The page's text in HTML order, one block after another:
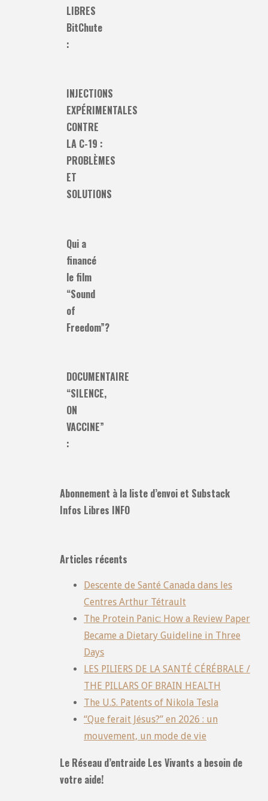
LIBRES
BitChute
:
INJECTIONS
EXPÉRIMENTALES
CONTRE
LA C-19 :
PROBLÈMES
ET
SOLUTIONS
Qui a
financé
le film
“Sound
of
Freedom”?
DOCUMENTAIRE
“SILENCE,
ON
VACCINE”
:
Abonnement à la liste d’envoi et Substack
Infos Libres INFO
Articles récents
Descente de Santé Canada dans les
Centres Arthur Tétrault
The Protein Panic: How a Review Paper
Became a Dietary Guideline in Three
Days
LES PILIERS DE LA SANTÉ CÉRÉBRALE /
THE PILLARS OF BRAIN HEALTH
The U.S. Patents of Nikola Tesla
“Que ferait Jésus?” en 2026 : un
mouvement, un mode de vie
Le Réseau d’entraide Les Vivants a besoin de
votre aide!